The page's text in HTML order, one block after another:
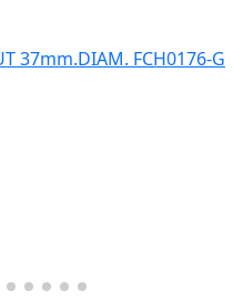
37mm.DIAM. FCH0176-G